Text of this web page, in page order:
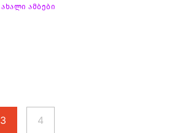
ახალი ამბები
3 4